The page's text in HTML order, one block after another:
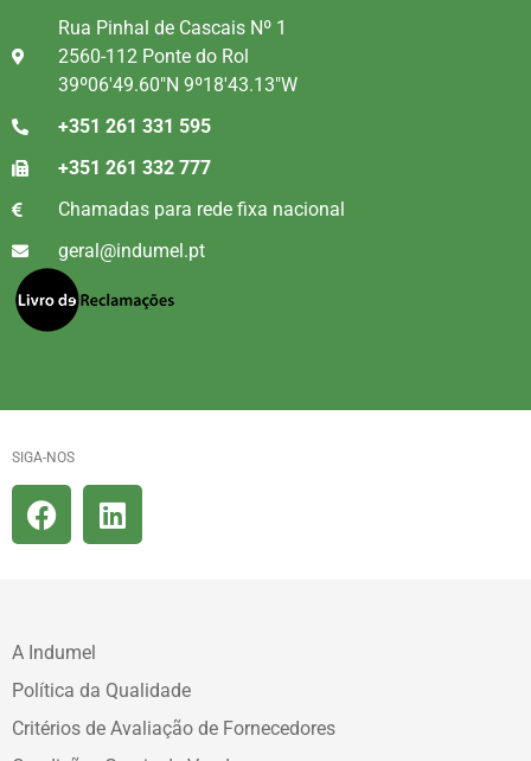
Rua Pinhal de Cascais Nº 1
2560-112 Ponte do Rol
39º06'49.60"N 9º18'43.13"W
+351 261 331 595
+351 261 332 777
Chamadas para rede fixa nacional
geral@indumel.pt
SIGA-NOS
A Indumel
Política da Qualidade
Critérios de Avaliação de Fornecedores